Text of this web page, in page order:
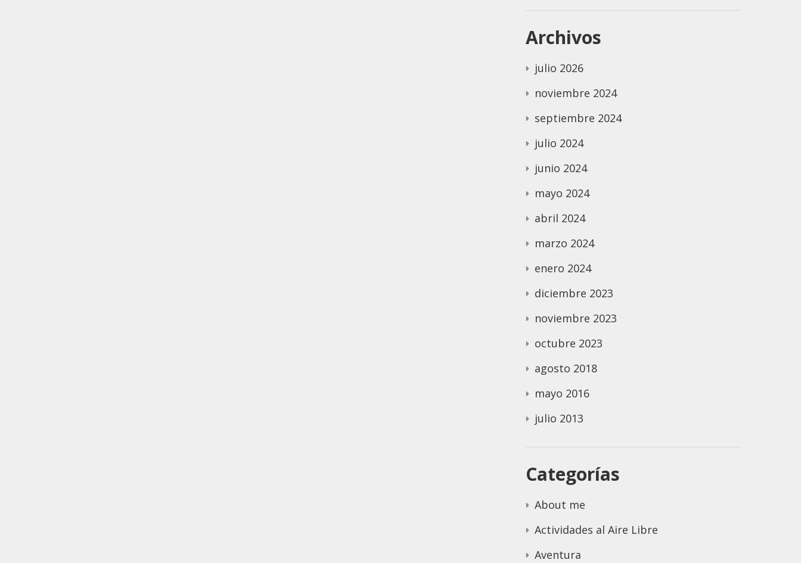
Archivos
julio 2026
noviembre 2024
septiembre 2024
julio 2024
junio 2024
mayo 2024
abril 2024
marzo 2024
enero 2024
diciembre 2023
noviembre 2023
octubre 2023
agosto 2018
mayo 2016
julio 2013
Categorías
About me
Actividades al Aire Libre
Aventura